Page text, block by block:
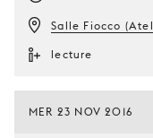
Salle Fiocco
lecture
MER 23 NOV 2016